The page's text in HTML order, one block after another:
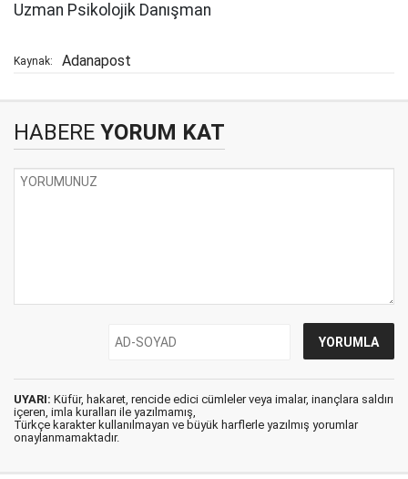
Uzman Psikolojik Danışman
Kaynak: Adanapost
HABERE YORUM KAT
UYARI: Küfür, hakaret, rencide edici cümleler veya imalar, inançlara saldırı
içeren, imla kuralları ile yazılmamış,
Türkçe karakter kullanılmayan ve büyük harflerle yazılmış yorumlar
onaylanmamaktadır.